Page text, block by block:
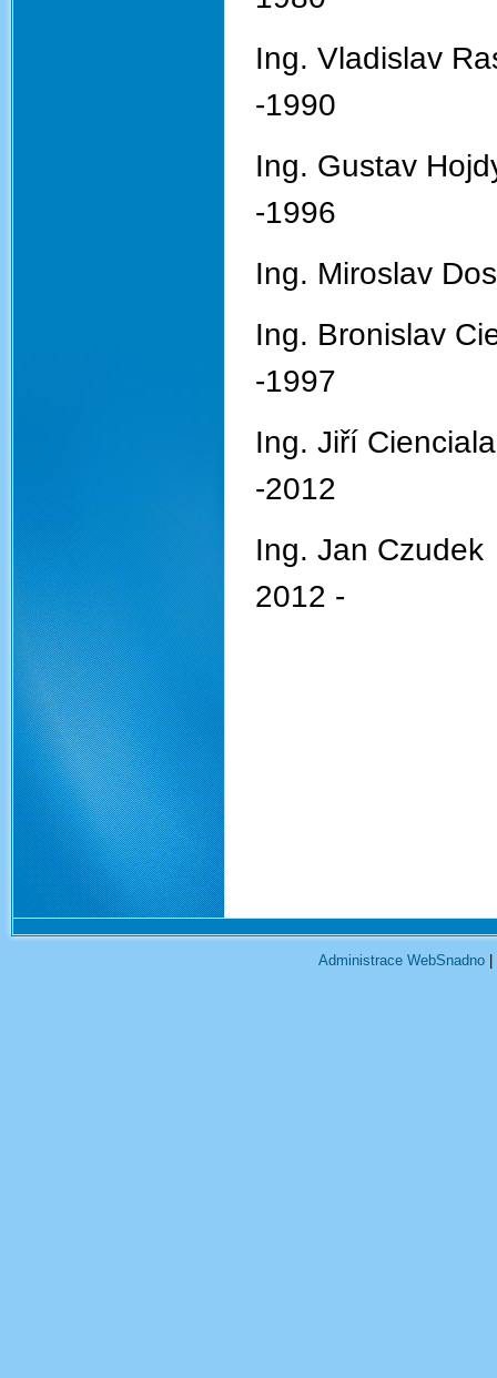
Ing.
-1990
Ing.
-1996
Ing.
Ing.
-1997
Ing. Jiří
-2012
Ing.
Administrace WebSnadno|